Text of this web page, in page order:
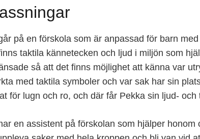
på en förskola som är anpassad för barn
taktila kännetecken och ljud i miljön som
så att det finns möjlighet att känna var
med taktila symboler och var sak har sin
för lugn och ro, och där får Pekka sin ljud- och
en assistent på förskolan som hjälper